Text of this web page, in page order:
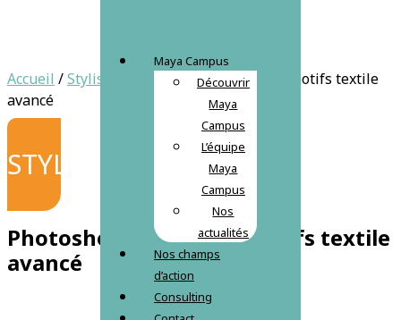
Maya Campus
Découvrir
Maya
Campus
L’équipe
Maya
Campus
Nos
actualités
Nos champs
d’action
Consulting
Accueil /Stylisme
/ Photoshop – Mapping motifs textile
avancé
STYL
Photoshop – Mapping motifs textile
avancé